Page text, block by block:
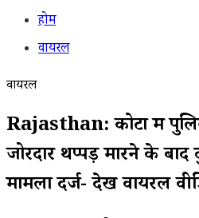
होम
वायरल
वायरल
Rajasthan: कोटा में पुलिस
जोरदार थप्पड़ मारने के बाद
मामला दर्ज- देखें वायरल